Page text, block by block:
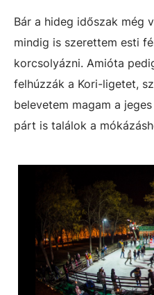
Bár a hideg időszak még
mindig is szerettem esti
korcsolyázni. Amióta
felhúzzák a Kori-ligetet,
belevetem magam a
párt is találok a